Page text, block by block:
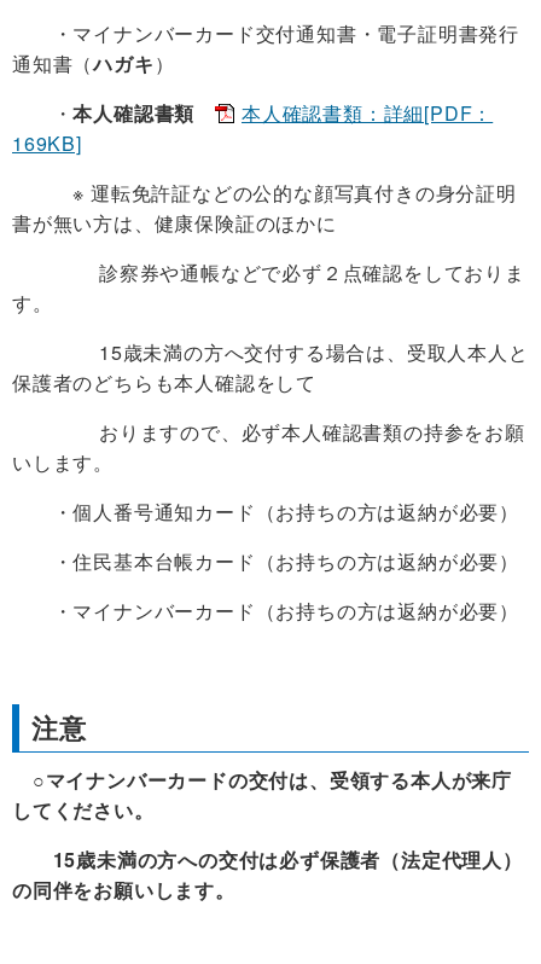
・マイナンバーカード交付通知書・電子証明書発行
通知書（ハガキ）
・本人確認書類
本人確認書類：詳細[PDF：
169KB]
※ 運転免許証などの公的な顔写真付きの身分証明
書が無い方は、健康保険証のほかに
診察券や通帳などで必ず２点確認をしておりま
す。
15歳未満の方へ交付する場合は、受取人本人と
保護者のどちらも本人確認をして
おりますので、必ず本人確認書類の持参をお願
いします。
・個人番号通知カード（お持ちの方は返納が必要）
・住民基本台帳カード（お持ちの方は返納が必要）
・マイナンバーカード（お持ちの方は返納が必要）
注意
○マイナンバーカードの交付は、受領する本人が来庁
してください。
15歳未満の方への交付は必ず保護者（法定代理人）
の同伴をお願いします。